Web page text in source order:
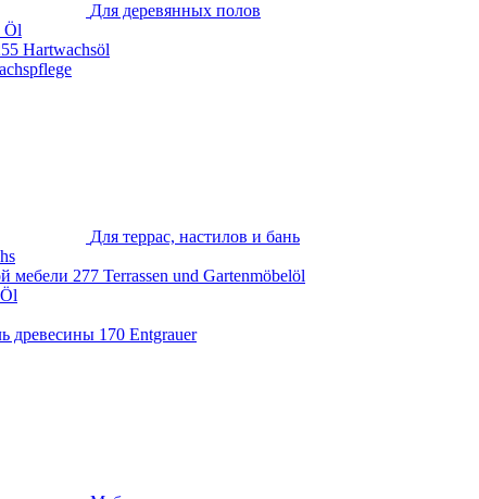
Для деревянных полов
Öl
Hartwachsöl
Для террас, настилов и бань
мебели 277 Terrassen und Gartenmöbelöl
древесины 170 Entgrauer